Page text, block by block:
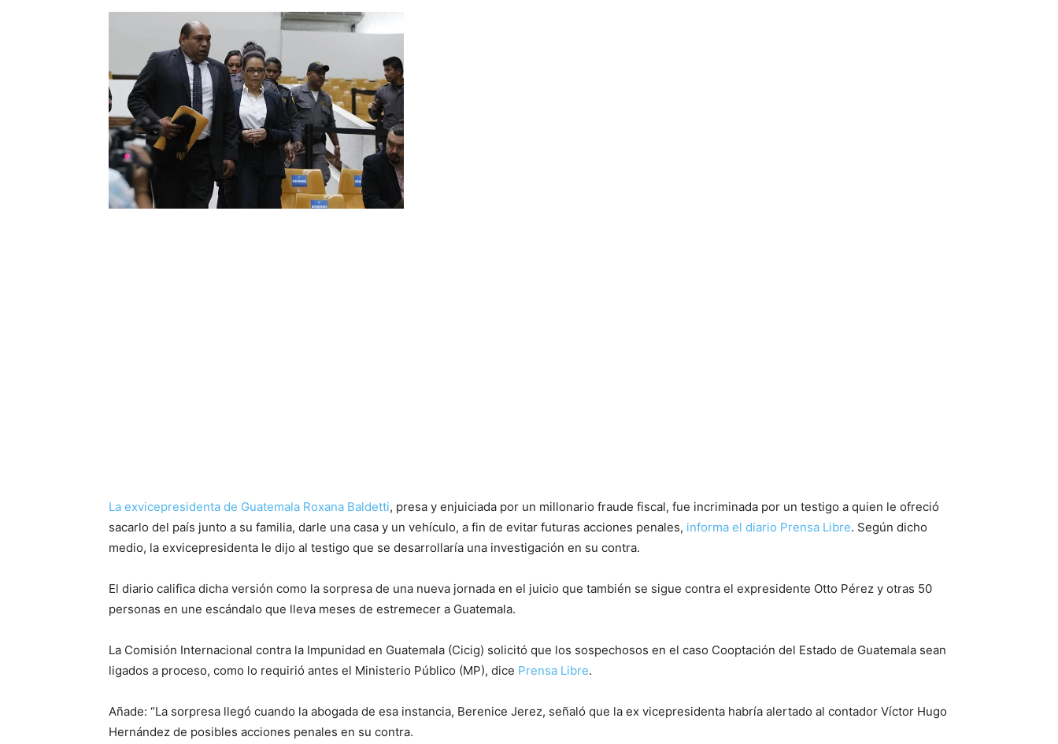
La exvicepresidenta de Guatemala Roxana Baldetti, presa y enjuiciada por un millonario fraude fiscal, fue incriminada por un testigo a quien le ofreció
sacarlo del país junto a su familia, darle una casa y un vehículo, a fin de evitar futuras acciones penales, informa el diario Prensa Libre. Según dicho
medio, la exvicepresidenta le dijo al testigo que se desarrollaría una investigación en su contra.
El diario califica dicha versión como la sorpresa de una nueva jornada en el juicio que también se sigue contra el expresidente Otto Pérez y otras 50
personas en une escándalo que lleva meses de estremecer a Guatemala.
La Comisión Internacional contra la Impunidad en Guatemala (Cicig) solicitó que los sospechosos en el caso Cooptación del Estado de Guatemala sean
ligados a proceso, como lo requirió antes el Ministerio Público (MP), dice Prensa Libre.
Añade: “La sorpresa llegó cuando la abogada de esa instancia, Berenice Jerez, señaló que la ex vicepresidenta habría alertado al contador Víctor Hugo
Hernández de posibles acciones penales en su contra.